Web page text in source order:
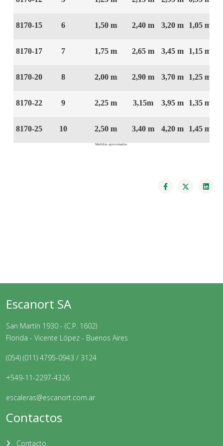
8170-15 6 1,50 m 2,40 m 3,20 m 1,05 m
8170-17 7 1,75 m 2,65 m 3,45 m 1,15 m
8170-20 8 2,00 m 2,90 m 3,70 m 1,25 m
8170-22 9 2,25 m 3,15m 3,95 m 1,35 m
8170-25 10 2,50 m 3,40 m 4,20 m 1,45 m
Medidas aproximadas.
Escanort SA
San Martín 1930 - (C.P. 1602)
Florida - Vicente López - Buenos Aires
(054) (011) 4795-0943 / 3124
+549-11-2297-4326
escaleras@escanort.com.ar
Contactos
Contacto